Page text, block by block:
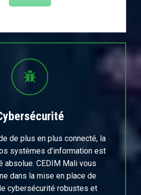
de plus en plus connecté, la
systèmes d’information est
absolue. CEDIM Mali vous
dans la mise en place de
cybersécurité robustes et